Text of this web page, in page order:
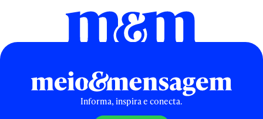
Informa, inspira e conecta.